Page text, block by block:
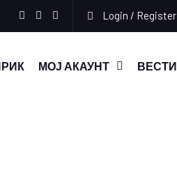
Login / Register
МОЈ АКАУНТ ВЕСТИ